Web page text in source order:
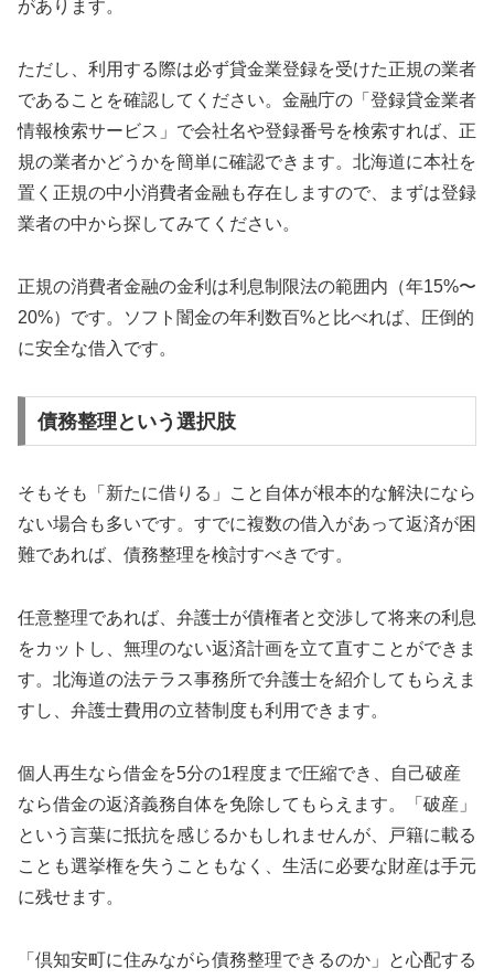
があります。
ただし、利用する際は必ず貸金業登録を受けた正規の業者
であることを確認してください。金融庁の「登録貸金業者
情報検索サービス」で会社名や登録番号を検索すれば、正
規の業者かどうかを簡単に確認できます。北海道に本社を
置く正規の中小消費者金融も存在しますので、まずは登録
業者の中から探してみてください。
正規の消費者金融の金利は利息制限法の範囲内（年15%〜
20%）です。ソフト闇金の年利数百%と比べれば、圧倒的
に安全な借入です。
債務整理という選択肢
そもそも「新たに借りる」こと自体が根本的な解決になら
ない場合も多いです。すでに複数の借入があって返済が困
難であれば、債務整理を検討すべきです。
任意整理であれば、弁護士が債権者と交渉して将来の利息
をカットし、無理のない返済計画を立て直すことができま
す。北海道の法テラス事務所で弁護士を紹介してもらえま
すし、弁護士費用の立替制度も利用できます。
個人再生なら借金を5分の1程度まで圧縮でき、自己破産
なら借金の返済義務自体を免除してもらえます。「破産」
という言葉に抵抗を感じるかもしれませんが、戸籍に載る
ことも選挙権を失うこともなく、生活に必要な財産は手元
に残せます。
「倶知安町に住みながら債務整理できるのか」と心配する